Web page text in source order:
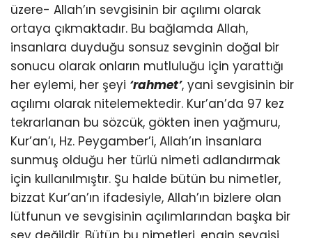
üzere- Allah’ın sevgisinin bir açılımı olarak
ortaya çıkmaktadır. Bu bağlamda Allah,
insanlara duyduğu sonsuz sevginin doğal bir
sonucu olarak onların mutluluğu için yarattığı
her eylemi, her şeyi ‘rahmet’, yani sevgisinin bir
açılımı olarak nitelemektedir. Kur’an’da 97 kez
tekrarlanan bu sözcük, gökten inen yağmuru,
Kur’an’ı, Hz. Peygamber’i, Allah’ın insanlara
sunmuş olduğu her türlü nimeti adlandırmak
için kullanılmıştır. Şu halde bütün bu nimetler,
bizzat Kur’an’ın ifadesiyle, Allah’ın bizlere olan
lütfunun ve sevgisinin açılımlarından başka bir